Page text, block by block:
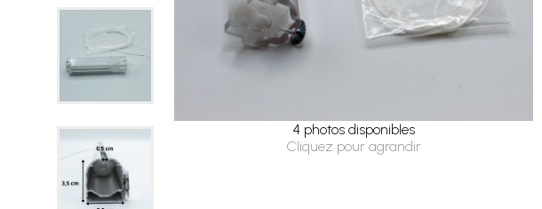
4 photos disponibles
Cliquez pour agrandir